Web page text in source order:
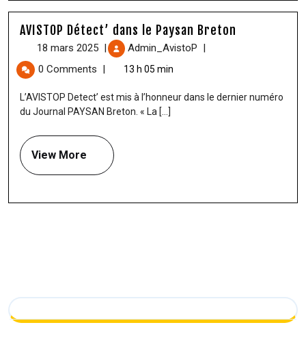
AVISTOP Détect’ dans le Paysan Breton
18 mars 2025 | Admin_AvistoP |
0 Comments | 13 h 05 min
L’AVISTOP Detect’ est mis à l’honneur dans le dernier numéro
du Journal PAYSAN Breton. « La [...]
View More